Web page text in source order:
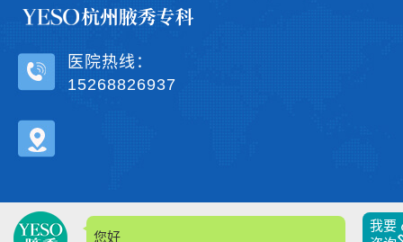
您好，
我要
医院热线：
15268826937